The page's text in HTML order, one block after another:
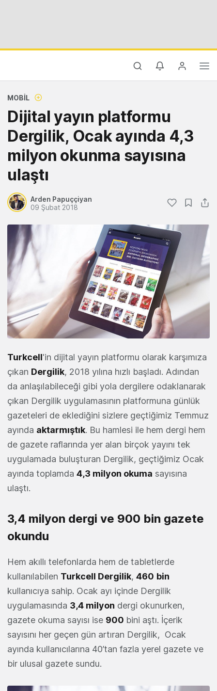
MOBIL
Dijital yayın platformu
Dergilik, Ocak ayında 4,3
milyon okunma sayısına
ulaştı
Arden Papuççiyan
09 Şubat 2018
Turkcell'in dijital yayın platformu olarak karşımıza
çıkan Dergilik, 2018 yılına hızlı başladı. Adından
da anlaşılabileceği gibi yola dergilere odaklanarak
çıkan Dergilik uygulamasının platformuna günlük
gazeteleri de eklediğini sizlere geçtiğimiz Temmuz
ayında aktarmıştık. Bu hamlesi ile hem dergi hem
de gazete raflarında yer alan birçok yayını tek
uygulamada buluşturan Dergilik, geçtiğimiz Ocak
ayında toplamda 4,3 milyon okuma sayısına
ulaştı.
3,4 milyon dergi ve 900 bin gazete
okundu
Hem akıllı telefonlarda hem de tabletlerde
kullanılabilen Turkcell Dergilik, 460 bin
kullanıcıya sahip. Ocak ayı içinde Dergilik
uygulamasında 3,4 milyon dergi okunurken,
gazete okuma sayısı ise 900 bini aştı. İçerik
sayısını her geçen gün artıran Dergilik, Ocak
ayında kullanıcılarına 40’tan fazla yerel gazete ve
bir ulusal gazete sundu.